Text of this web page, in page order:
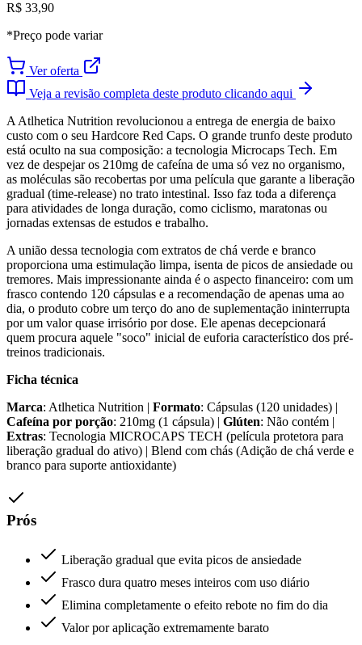
R$ 33,90
*Preço pode variar
Ver oferta
Veja a revisão completa deste produto clicando aqui
A Atlhetica Nutrition revolucionou a entrega de energia de baixo
custo com o seu Hardcore Red Caps. O grande trunfo deste produto
está oculto na sua composição: a tecnologia Microcaps Tech. Em
vez de despejar os 210mg de cafeína de uma só vez no organismo,
as moléculas são recobertas por uma película que garante a liberação
gradual (time-release) no trato intestinal. Isso faz toda a diferença
para atividades de longa duração, como ciclismo, maratonas ou
jornadas extensas de estudos e trabalho.
A união dessa tecnologia com extratos de chá verde e branco
proporciona uma estimulação limpa, isenta de picos de ansiedade ou
tremores. Mais impressionante ainda é o aspecto financeiro: com um
frasco contendo 120 cápsulas e a recomendação de apenas uma ao
dia, o produto cobre um terço do ano de suplementação ininterrupta
por um valor quase irrisório por dose. Ele apenas decepcionará
quem procura aquele "soco" inicial de euforia característico dos pré-
treinos tradicionais.
Ficha técnica
Marca: Atlhetica Nutrition | Formato: Cápsulas (120 unidades) |
Cafeína por porção: 210mg (1 cápsula) | Glúten: Não contém |
Extras: Tecnologia MICROCAPS TECH (película protetora para
liberação gradual do ativo) | Blend com chás (Adição de chá verde e
branco para suporte antioxidante)
Prós
Liberação gradual que evita picos de ansiedade
Frasco dura quatro meses inteiros com uso diário
Elimina completamente o efeito rebote no fim do dia
Valor por aplicação extremamente barato